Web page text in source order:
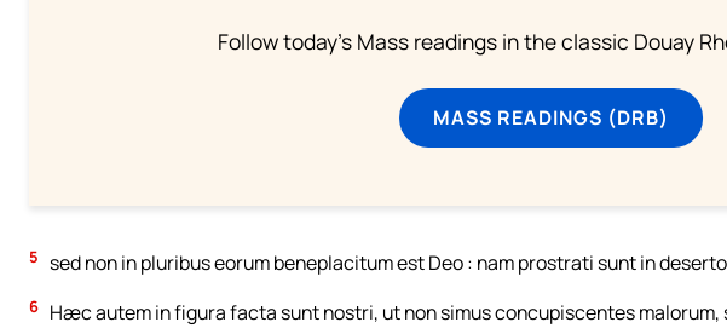
Follow today's Mass readings in the classic Douay
MASS READINGS (DRB)
5 sed non in pluribus eorum beneplacitum est Deo : nam prostrati sunt in
6 Hæc autem in figura facta sunt nostri, ut non simus concupiscentes